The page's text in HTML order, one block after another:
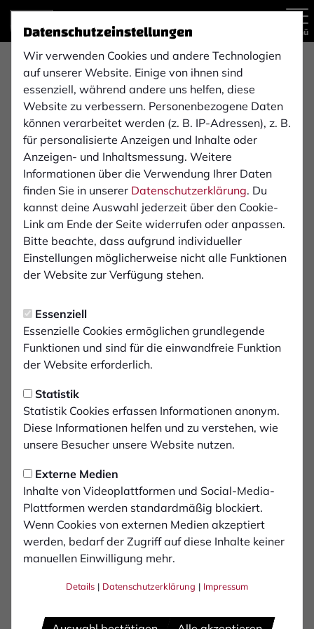
Datenschutzeinstellungen
Wir verwenden Cookies und andere Technologien
auf unserer Website. Einige von ihnen sind
essenziell, während andere uns helfen, diese
Website zu verbessern. Personenbezogene Daten
können verarbeitet werden (z. B. IP-Adressen), z. B.
für personalisierte Anzeigen und Inhalte oder
Anzeigen- und Inhaltsmessung. Weitere
Informationen über die Verwendung Ihrer Daten
finden Sie in unserer Datenschutzerklärung. Du
kannst deine Auswahl jederzeit über den Cookie-
Link am Ende der Seite widerrufen oder anpassen.
Bitte beachte, dass aufgrund individueller
Einstellungen möglicherweise nicht alle Funktionen
der Website zur Verfügung stehen.
Essenziell
Essenzielle Cookies ermöglichen grundlegende
Funktionen und sind für die einwandfreie Funktion
der Website erforderlich.
Statistik
Statistik Cookies erfassen Informationen anonym.
Diese Informationen helfen und zu verstehen, wie
unsere Besucher unsere Website nutzen.
Externe Medien
Inhalte von Videoplattformen und Social-Media-
Plattformen werden standardmäßig blockiert.
Wenn Cookies von externen Medien akzeptiert
werden, bedarf der Zugriff auf diese Inhalte keiner
manuellen Einwilligung mehr.
Details | Datenschutzerklärung | Impressum
Menü
Regionalliga West , 5. Spieltag
1. FC Bocholt 0:0
(0:0)
SC Paderborn 07
2. Mannschaft
Übersicht Liveticker Aufstellung
Infos zum Spiel
Schiedsrichter:
Thibaut Scheer
Assistent 1:
Lukas Luthe
Dr. Isabel Steinke
Zuschauer:
2065